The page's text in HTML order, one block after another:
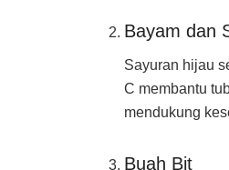
Bayam dan
Sayuran hijau
C membantu
mendukung
Buah Bit